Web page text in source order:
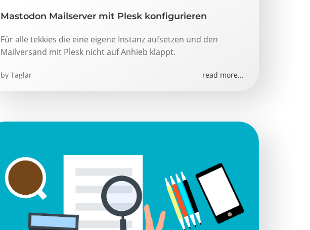
Mastodon Mailserver mit Plesk konfigurieren
Für alle tekkies die eine eigene Instanz aufsetzen und den
Mailversand mit Plesk nicht auf Anhieb klappt.
by Taglar read more...